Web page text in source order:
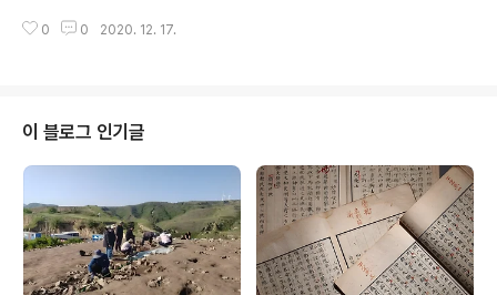
차근 진행중이다. 2017년 말인가 2018년 초에 작성했던
왕비의 내향이라 하여 원평부를 승진시켜 파주목으로 삼은
이래로, 1895년(고종 32) 파주목이 파주군으로 바뀔 때까
지 그 규모와 지위를 유지하고 있었으며, 임금의 파주목 행
궁 유숙과 관련된 기록이 남아 있는 등 파주목은 고대부터
서울과 개성을 잇는 교통의 요지에 해당하는 곳으로서 경
기 서부의 행정과 교통의 중심..
0 0 2020. 12. 17.
이 블로그 인기글